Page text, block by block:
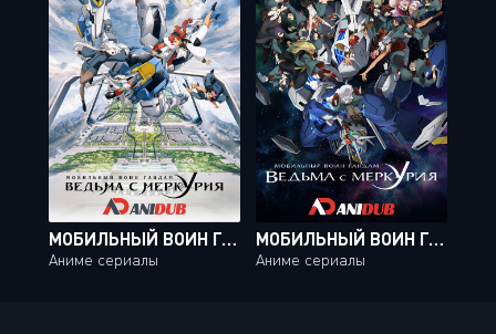
МОБИЛЬНЫЙ ВОИН ГАНДАМ: ВЕДЬМА С МЕРКУРИЯ / KIDOU SENSHI GUNDAM: SUISEI NO MAJO [12 ИЗ 12]
Аниме сериалы
МОБИЛЬНЫЙ ВОИН ГАНДАМ: ВЕДЬМА С МЕРКУРИЯ ТВ-2 / KIDOU SENSHI GUNDAM: SUISEI NO MAJO TV-2 [12 ИЗ 12]
Аниме сериалы